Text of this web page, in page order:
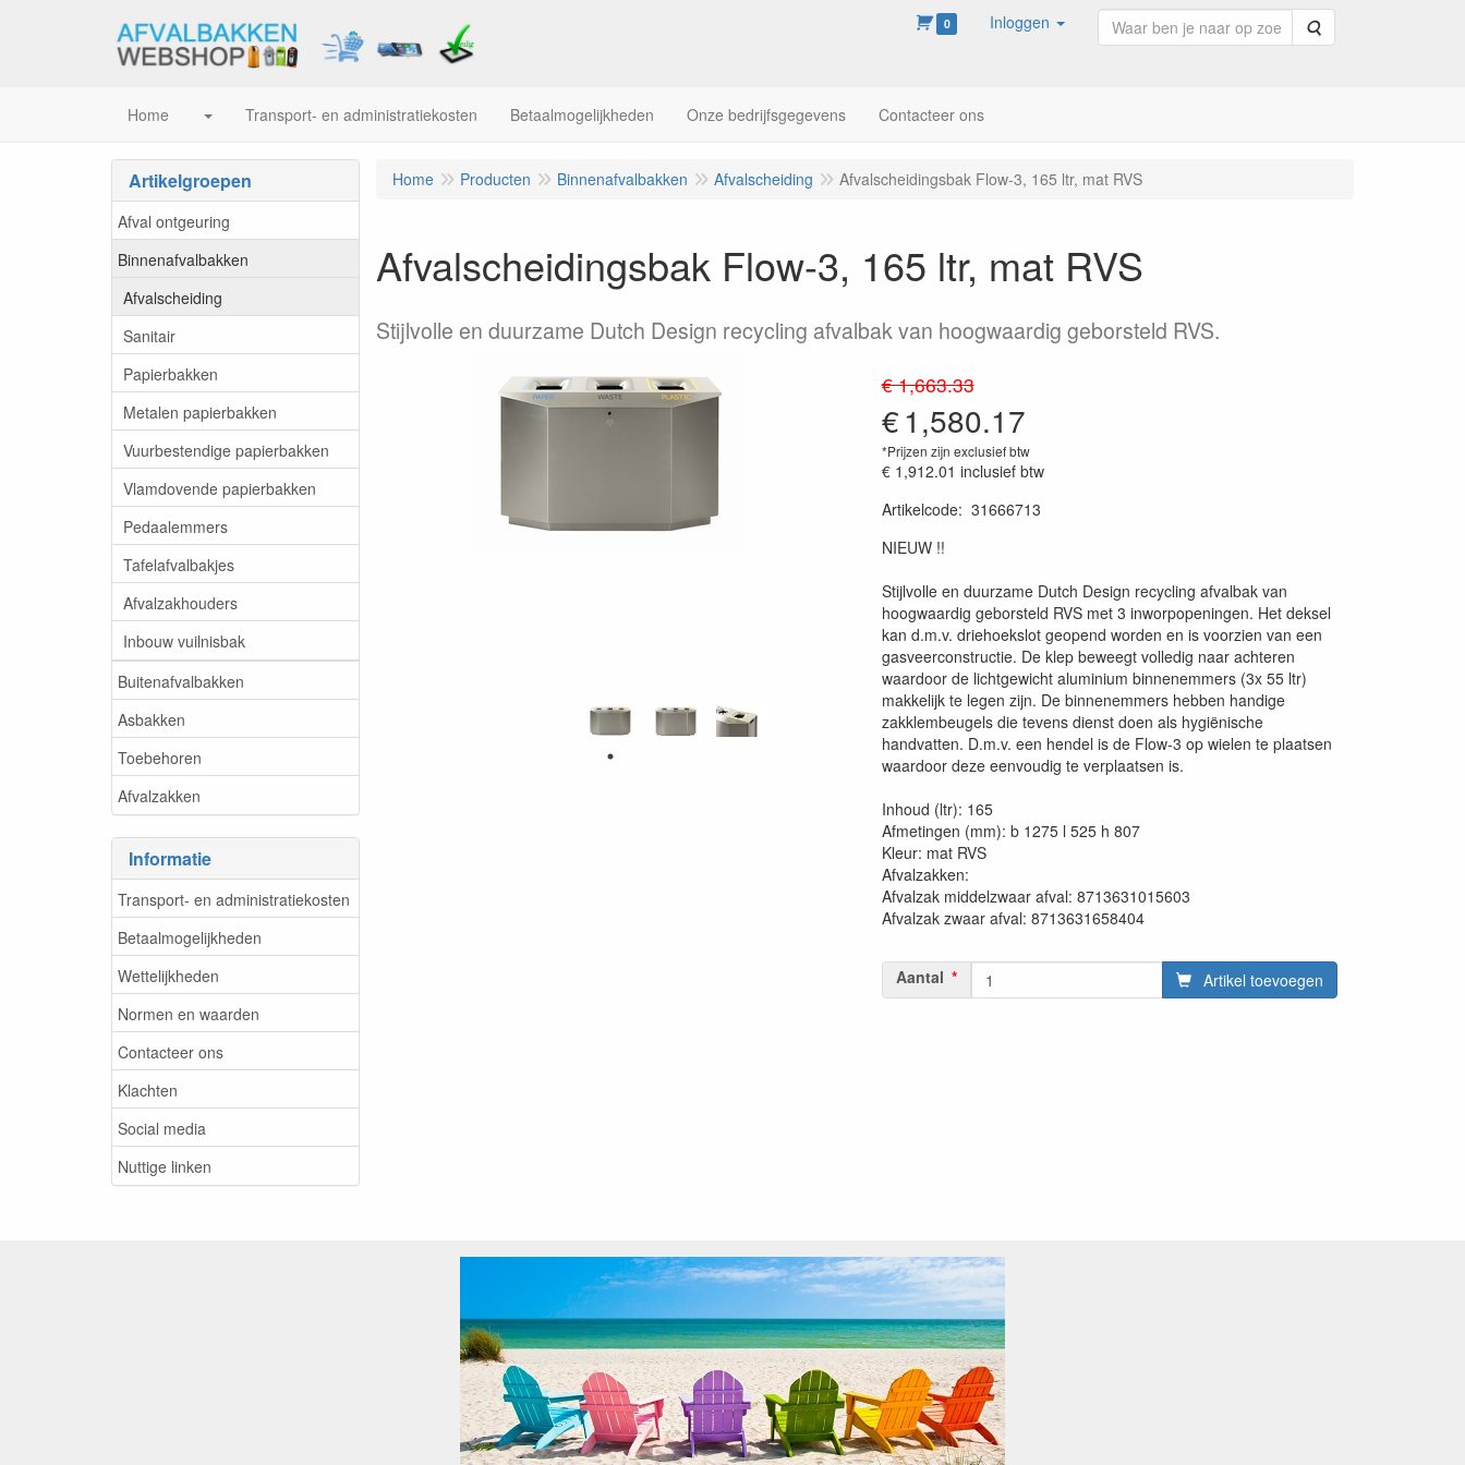
0 Inloggen Zoeken
Home Transport- en administratiekosten Betaalmogelijkheden Onze bedrijfsgegevens Contacteer ons
Artikelgroepen
Afval ontgeuring
Binnenafvalbakken
Afvalscheiding
Sanitair
Papierbakken
Metalen papierbakken
Vuurbestendige papierbakken
Vlamdovende papierbakken
Pedaalemmers
Tafelafvalbakjes
Afvalzakhouders
Inbouw vuilnisbak
Buitenafvalbakken
Asbakken
Toebehoren
Afvalzakken
Informatie
Transport- en administratiekosten
Betaalmogelijkheden
Wettelijkheden
Normen en waarden
Contacteer ons
Klachten
Social media
Nuttige linken
Home Producten Binnenafvalbakken Afvalscheiding Afvalscheidingsbak Flow-3, 165 ltr, mat RVS
Afvalscheidingsbak Flow-3, 165 ltr, mat RVS
Stijlvolle en duurzame Dutch Design recycling afvalbak van hoogwaardig geborsteld RVS.
€ 1,663.33
€1,580.17
*Prijzen zijn exclusief btw
€ 1,912.01 inclusief btw
Artikelcode: 31666713
NIEUW !!
Stijlvolle en duurzame Dutch Design recycling afvalbak van
hoogwaardig geborsteld RVS met 3 inworpopeningen. Het deksel
kan d.m.v. driehoekslot geopend worden en is voorzien van een
gasveerconstructie. De klep beweegt volledig naar achteren
waardoor de lichtgewicht aluminium binnenemmers (3x 55 ltr)
makkelijk te legen zijn. De binnenemmers hebben handige
zakklembeugels die tevens dienst doen als hygiënische
handvatten. D.m.v. een hendel is de Flow-3 op wielen te plaatsen
waardoor deze eenvoudig te verplaatsen is.
Inhoud (ltr): 165
Afmetingen (mm): b 1275 l 525 h 807
Kleur: mat RVS
Afvalzakken:
Afvalzak middelzwaar afval: 8713631015603
Afvalzak zwaar afval: 8713631658404
Aantal Artikel toevoegen